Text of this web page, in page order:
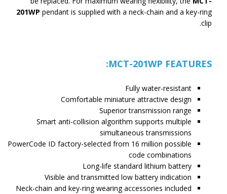
201WP pendant is supplied with a neck-chain and a key-ring
clip.
MCT-201WP FEATURES:
Fully water-resistant
Comfortable miniature attractive design
Superior transmission range
Smart anti-collision algorithm supports multiple
simultaneous transmissions
PowerCode ID factory-selected from 16 million possible
code combinations
Long-life standard lithium battery
Visible and transmitted low battery indication
Neck-chain and key-ring wearing accessories included